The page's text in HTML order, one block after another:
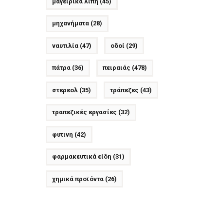
μηχανήματα(28)
ναυτιλία(47) οδοί (29)
πάτρα(36) πειραιάς (478)
στερεολ(35) τράπεζες (43)
τραπεζικές εργασίες (32)
φυτινη (42)
φαρμακευτικά είδη (31)
χημικά προϊόντα(26)